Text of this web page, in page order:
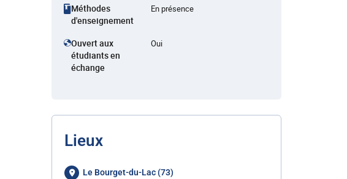
Méthodes
d'enseignement
En présence
Ouvert aux
étudiants en
échange
Oui
Lieux
Le Bourget-du-Lac (73)